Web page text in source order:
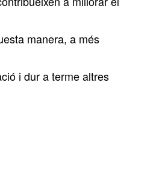
manera, a més
i dur a terme altres